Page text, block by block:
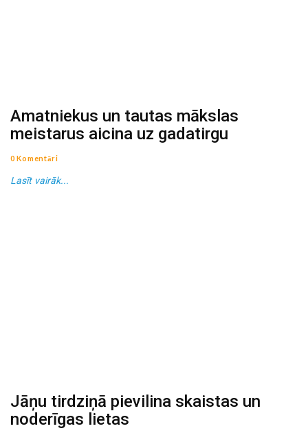
Amatniekus un tautas mākslas
meistarus aicina uz gadatirgu
0 Komentāri
Lasīt vairāk...
Jāņu tirdziņā pievilina skaistas un
noderīgas lietas